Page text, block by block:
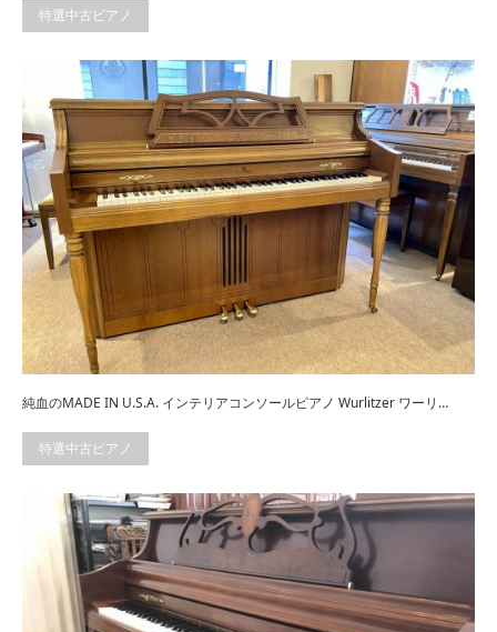
特選中古ピアノ
純血のMADE IN U.S.A. インテリアコンソールピアノ Wurlitzer ワーリ…
特選中古ピアノ